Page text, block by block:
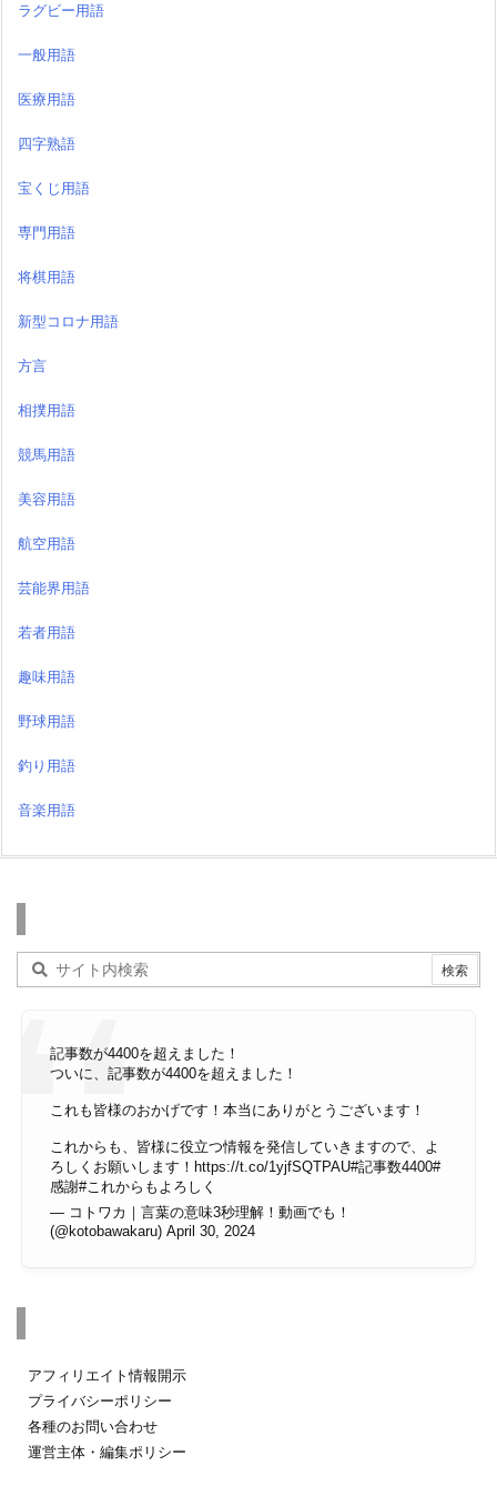
ラグビー用語
一般用語
医療用語
四字熟語
宝くじ用語
専門用語
将棋用語
新型コロナ用語
方言
相撲用語
競馬用語
美容用語
航空用語
芸能界用語
若者用語
趣味用語
野球用語
釣り用語
音楽用語
記事数が4400を超えました！
ついに、記事数が4400を超えました！
これも皆様のおかげです！本当にありがとうございます！
これからも、皆様に役立つ情報を発信していきますので、よ
ろしくお願いします！ https://t.co/1yjfSQTPAU#記事数4400#
感謝#これからもよろしく
— コトワカ｜言葉の意味3秒理解！動画でも！
(@kotobawakaru) April 30, 2024
アフィリエイト情報開示
プライバシーポリシー
各種のお問い合わせ
運営主体・編集ポリシー